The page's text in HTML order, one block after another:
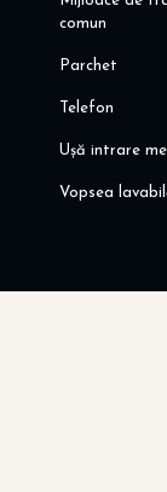
comun
Parchet
Telefon
Ușă intrare
Vopsea